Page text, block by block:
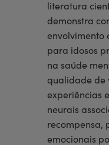
literatura
demonstra
envolvimento
para idosos
na saúde
qualidade de
experiências
neurais
recompensa,
emocionais